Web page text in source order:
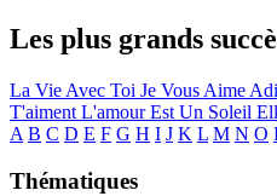
Les plus grands
La Vie Avec Toi Je Vous Aime
T'aiment L'amour Est Un Soleil
A B C D E F G H I J K L M N O
Thématiques